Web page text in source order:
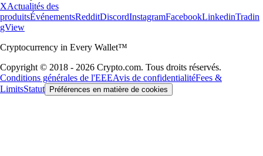
XActualités des
produitsÉvénementsRedditDiscordInstagramFacebookLinkedinTradin
gView
Cryptocurrency in Every Wallet™
Copyright © 2018 - 2026 Crypto.com. Tous droits réservés.
Conditions générales de l'EEEAvis de confidentialitéFees &
LimitsStatut Préférences en matière de cookies